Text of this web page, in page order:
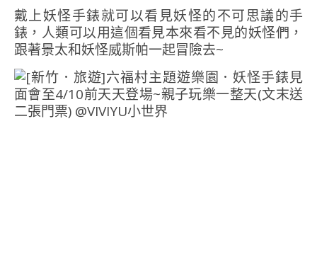
戴上妖怪手錶就可以看見妖怪的不可思議的手
錶，人類可以用這個看見本來看不見的妖怪們，
跟著景太和妖怪威斯帕一起冒險去~